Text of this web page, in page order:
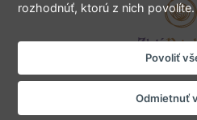
Copyright © 2021
Vytvoril bart.sk - Tvorme
rozhodnúť, ktorú z nich povolíte.
Odmietnuť
Povoliť